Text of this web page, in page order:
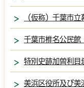
（仮称）千葉市
千葉市椎名公民館
特別史跡加曽利貝
美浜区役所及び美